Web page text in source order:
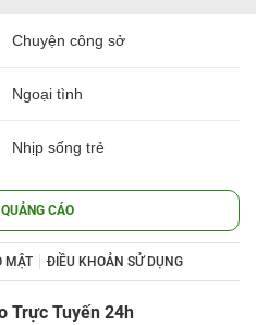
Chuyện công sở
Ngoại tình
Nhịp sống trẻ
CÁO
MẬT ĐIỀU KHOẢN SỬ DỤNG
Trực Tuyến 24h